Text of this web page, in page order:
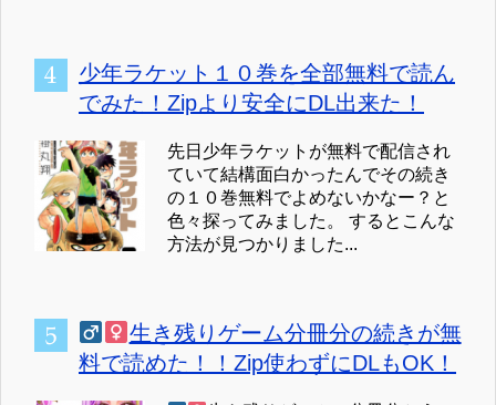
少年ラケット１０巻を全部無料で読ん
でみた！Zipより安全にDL出来た！
先日少年ラケットが無料で配信され
ていて結構面白かったんでその続き
の１０巻無料でよめないかなー？と
色々探ってみました。 するとこんな
方法が見つかりました...
生き残りゲーム分冊分の続きが無
料で読めた！！Zip使わずにDLもOK！